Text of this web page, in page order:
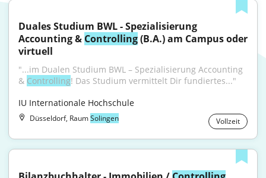
Duales Studium BWL - Spezialisierung
Accounting & Controlling (B.A.) am Campus oder
virtuell
"...im Dualen Studium BWL – Spezialisierung Accounting
& Controlling! Das Studium vermittelt Dir fundiertes..."
IU Internationale Hochschule
Düsseldorf, RaumSolingen Vollzeit